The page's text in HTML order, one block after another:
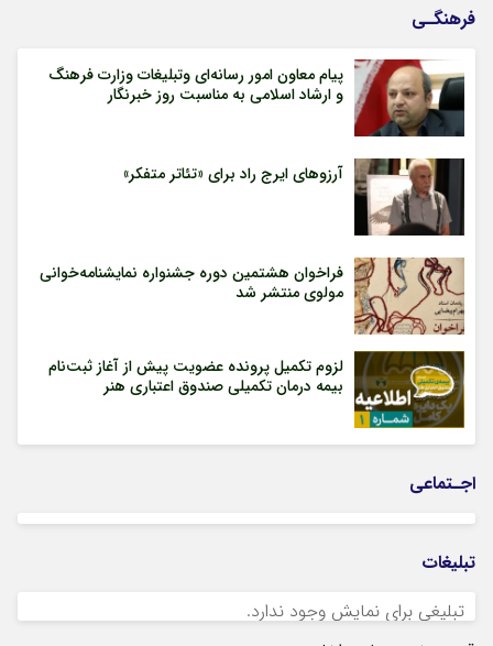
فرهنگـی
پیام معاون امور رسانه‌ای وتبلیغات وزارت فرهنگ
و ارشاد اسلامی به مناسبت روز خبرنگار
آرزوهای ایرج راد برای «تئاتر متفکر»
فراخوان هشتمین دوره جشنواره نمایشنامه‌خوانی
مولوی منتشر شد
لزوم تکمیل پرونده عضویت پیش از آغاز ثبت‌نام
بیمه درمان تکمیلی صندوق اعتباری هنر
اجـتماعی
تبلیغات
تبلیغی برای نمایش وجود ندارد.